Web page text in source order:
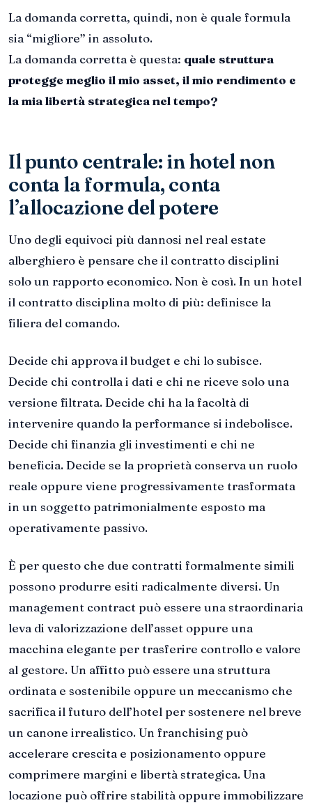
La domanda corretta, quindi, non è quale formula
sia “migliore” in assoluto.
La domanda corretta è questa: quale struttura
protegge meglio il mio asset, il mio rendimento e
la mia libertà strategica nel tempo?
Il punto centrale: in hotel non
conta la formula, conta
l’allocazione del potere
Uno degli equivoci più dannosi nel real estate
alberghiero è pensare che il contratto disciplini
solo un rapporto economico. Non è così. In un hotel
il contratto disciplina molto di più: definisce la
filiera del comando.
Decide chi approva il budget e chi lo subisce.
Decide chi controlla i dati e chi ne riceve solo una
versione filtrata. Decide chi ha la facoltà di
intervenire quando la performance si indebolisce.
Decide chi finanzia gli investimenti e chi ne
beneficia. Decide se la proprietà conserva un ruolo
reale oppure viene progressivamente trasformata
in un soggetto patrimonialmente esposto ma
operativamente passivo.
È per questo che due contratti formalmente simili
possono produrre esiti radicalmente diversi. Un
management contract può essere una straordinaria
leva di valorizzazione dell’asset oppure una
macchina elegante per trasferire controllo e valore
al gestore. Un affitto può essere una struttura
ordinata e sostenibile oppure un meccanismo che
sacrifica il futuro dell’hotel per sostenere nel breve
un canone irrealistico. Un franchising può
accelerare crescita e posizionamento oppure
comprimere margini e libertà strategica. Una
locazione può offrire stabilità oppure immobilizzare